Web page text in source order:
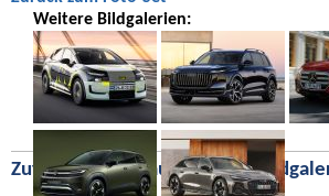
Weitere Bildgalerien:
Zufällige Bilder aus unserer